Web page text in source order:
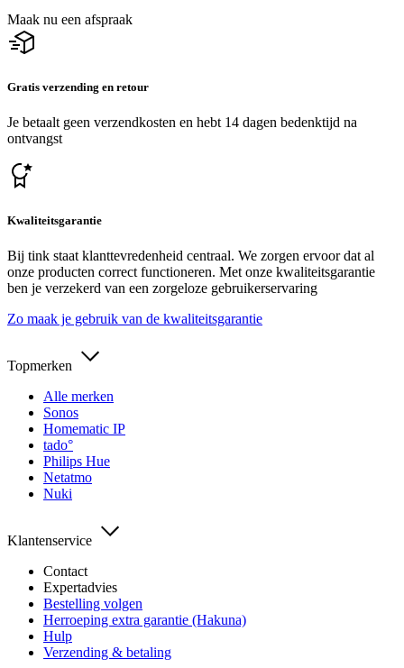
Maak nu een afspraak
Gratis verzending en retour
Je betaalt geen verzendkosten en hebt 14 dagen bedenktijd na
ontvangst
Kwaliteitsgarantie
Bij tink staat klanttevredenheid centraal. We zorgen ervoor dat al
onze producten correct functioneren. Met onze kwaliteitsgarantie
ben je verzekerd van een zorgeloze gebruikerservaring
Zo maak je gebruik van de kwaliteitsgarantie
Topmerken
Alle merken
Sonos
Homematic IP
tado°
Philips Hue
Netatmo
Nuki
Klantenservice
Contact
Expertadvies
Bestelling volgen
Herroeping extra garantie (Hakuna)
Hulp
Verzending & betaling